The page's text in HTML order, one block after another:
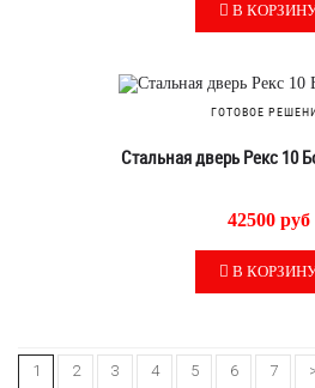
В
ГОТОВОЕ
Стальная дверь Рекс 10
42500 руб
В
1 2 3 4 5 6 7